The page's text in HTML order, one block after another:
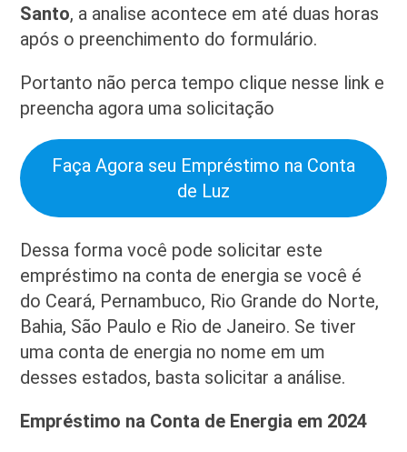
Santo, a analise acontece em até duas horas
após o preenchimento do formulário.
Portanto não perca tempo clique nesse link e
preencha agora uma solicitação
Faça Agora seu Empréstimo na Conta
de Luz
Dessa forma você pode solicitar este
empréstimo na conta de energia se você é
do Ceará, Pernambuco, Rio Grande do Norte,
Bahia, São Paulo e Rio de Janeiro. Se tiver
uma conta de energia no nome em um
desses estados, basta solicitar a análise.
Empréstimo na Conta de Energia em 2024